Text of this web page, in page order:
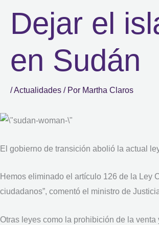
Dejar el
en Sudán
/Actualidades / Por Martha Claros
El gobierno de transición abolió la actual
Hemos eliminado el artículo 126 de la
ciudadanos”, comentó el ministro de
Otras leyes como la prohibición de la